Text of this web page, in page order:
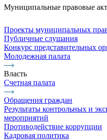
Муниципальные правовые
Проекты муниципальных
Публичные слушания
Конкурс представительных
Молодежная палата
Власть
Счетная палата
Обращения граждан
Результаты контрольных и
мероприятий
Противодействие коррупции
Кадровая политика